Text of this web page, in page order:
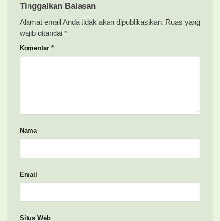
Tinggalkan Balasan
Alamat email Anda tidak akan dipublikasikan. Ruas yang
wajib ditandai *
Komentar *
Nama
Email
Situs Web